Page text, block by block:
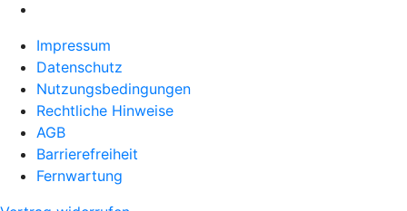
Impressum
Datenschutz
Nutzungsbedingungen
Rechtliche Hinweise
AGB
Barrierefreiheit
Fernwartung